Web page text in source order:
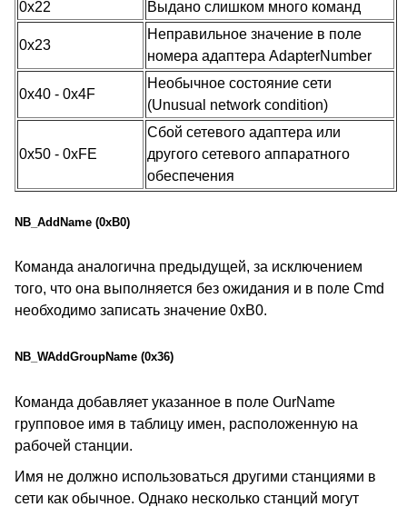
0x22 Выдано слишком много команд
0x23
Неправильное значение в поле
номера адаптера AdapterNumber
0x40 - 0x4F
Необычное состояние сети
(Unusual network condition)
0x50 - 0xFE
Сбой сетевого адаптера или
другого сетевого аппаратного
обеспечения
NB_AddName (0xB0)
Команда аналогична предыдущей, за исключением
того, что она выполняется без ожидания и в поле Cmd
необходимо записать значение 0xB0.
NB_WAddGroupName (0x36)
Команда добавляет указанное в поле OurName
групповое имя в таблицу имен, расположенную на
рабочей станции.
Имя не должно использоваться другими станциями в
сети как обычное. Однако несколько станций могут